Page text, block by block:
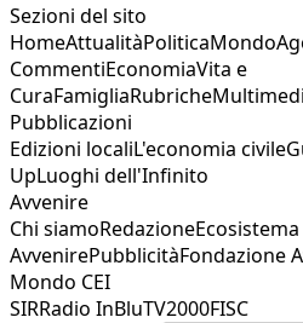
Sezioni del sito
HomeAttualitàPoliticaMondo
CommentiEconomiaVita e
CuraFamigliaRubriche
Pubblicazioni
Edizioni localiL'economia civile
UpLuoghi dell'Infinito
Avvenire
Chi siamoRedazioneEcosistema
AvvenirePubblicitàFondazione
Mondo CEI
SIRRadio InBluTV2000FISC